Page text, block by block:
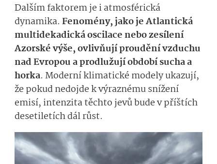
Dalším faktorem je i atmosférická
dynamika. Fenomény, jako je Atlantická
multidekadická oscilace nebo zesílení
Azorské výše, ovlivňují proudění vzduchu
nad Evropou a prodlužují období sucha a
horka. Moderní klimatické modely ukazují,
že pokud nedojde k výraznému snížení
emisí, intenzita těchto jevů bude v příštích
desetiletích dál růst.